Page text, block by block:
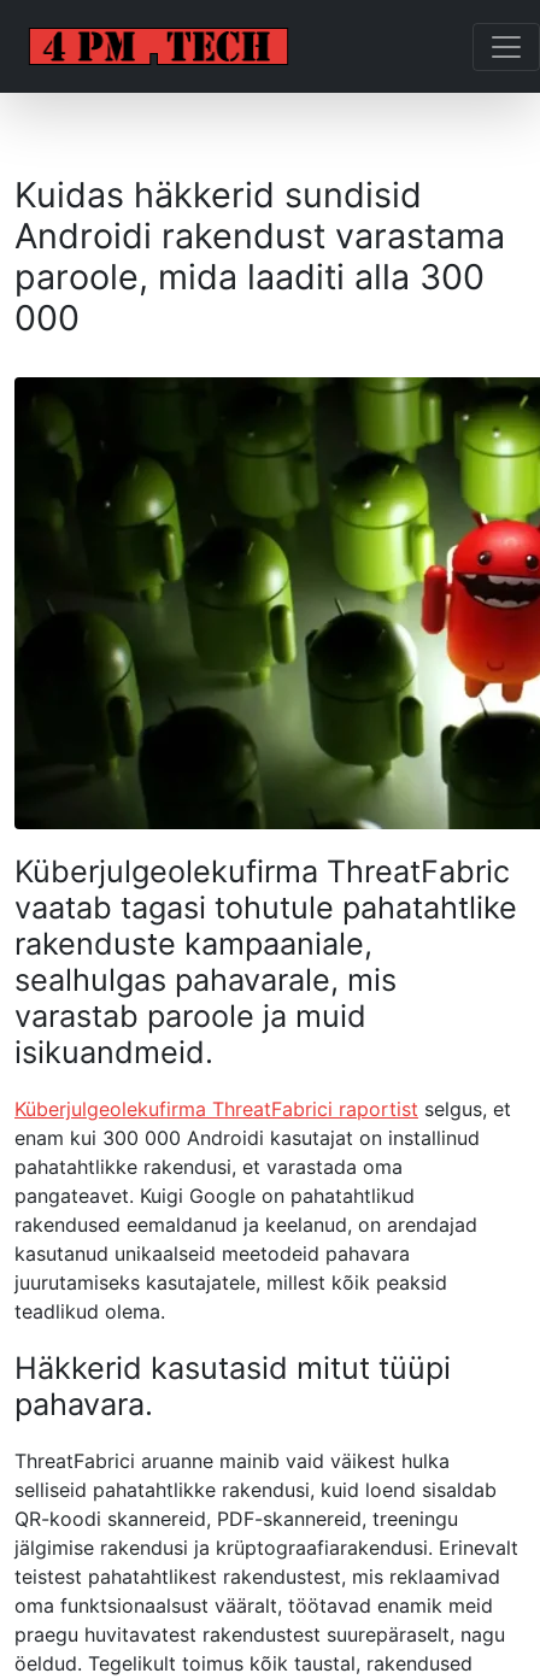
Kuidas häkkerid sundisid
Androidi rakendust varastama
paroole, mida laaditi alla 300
000
Küberjulgeolekufirma ThreatFabric
vaatab tagasi tohutule pahatahtlike
rakenduste kampaaniale,
sealhulgas pahavarale, mis
varastab paroole ja muid
isikuandmeid.
Küberjulgeolekufirma ThreatFabrici raportist selgus, et
enam kui 300 000 Androidi kasutajat on installinud
pahatahtlikke rakendusi, et varastada oma
pangateavet. Kuigi Google on pahatahtlikud
rakendused eemaldanud ja keelanud, on arendajad
kasutanud unikaalseid meetodeid pahavara
juurutamiseks kasutajatele, millest kõik peaksid
teadlikud olema.
Häkkerid kasutasid mitut tüüpi
pahavara.
ThreatFabrici aruanne mainib vaid väikest hulka
selliseid pahatahtlikke rakendusi, kuid loend sisaldab
QR-koodi skannereid, PDF-skannereid, treeningu
jälgimise rakendusi ja krüptograafiarakendusi. Erinevalt
teistest pahatahtlikest rakendustest, mis reklaamivad
oma funktsionaalsust vääralt, töötavad enamik meid
praegu huvitavatest rakendustest suurepäraselt, nagu
öeldud. Tegelikult toimus kõik taustal, rakendused